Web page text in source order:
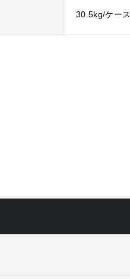
30.5kg/ケース